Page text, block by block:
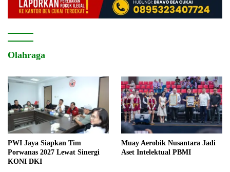
Olahraga
PWI Jaya Siapkan Tim
Porwanas 2027 Lewat Sinergi
KONI DKI
Muay Aerobik Nusantara Jadi
Aset Intelektual PBMI